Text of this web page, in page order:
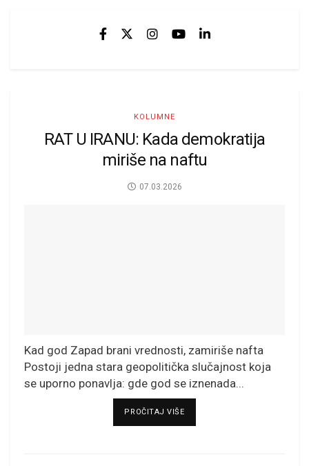
KOLUMNE
RAT U IRANU: Kada demokratija
miriše na naftu
07.03.2026
Kad god Zapad brani vrednosti, zamiriše nafta
Postoji jedna stara geopolitička slučajnost koja
se uporno ponavlja: gde god se iznenada...
PROČITAJ VIŠEDETAILS